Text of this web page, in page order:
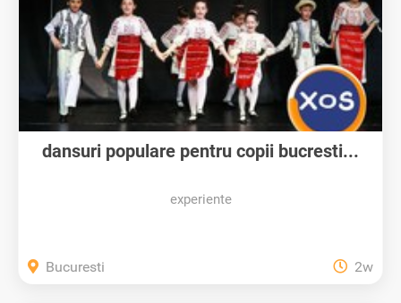
dansuri populare pentru copii bucresti...
experiente
Bucuresti 2w